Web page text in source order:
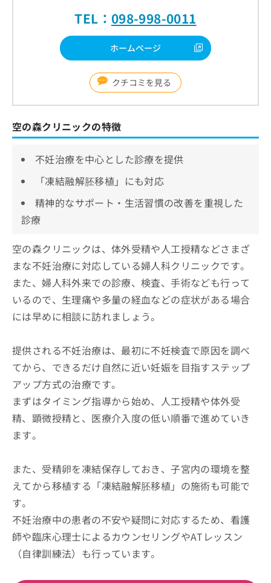
TEL： 098-998-0011
ホームページ
クチコミを見る
空の森クリニックの特徴
不妊治療を中心とした診療を提供
「凍結融解胚移植」にも対応
精神的なサポート・生活習慣の改善を重視した
診療
空の森クリニックは、体外受精や人工授精などさまざ
まな不妊治療に対応している婦人科クリニックです。
また、婦人科外来での診療、検査、手術なども行って
いるので、生理痛や多量の経血などの症状がある場合
には早めに相談に訪れましょう。
提供される不妊治療は、最初に不妊検査で原因を調べ
てから、できるだけ自然に近い妊娠を目指すステップ
アップ方式の治療です。
まずはタイミング指導から始め、人工授精や体外受
精、顕微授精と、医療介入度の低い順番で進めていき
ます。
また、受精卵を凍結保存しておき、子宮内の環境を整
えてから移植する「凍結融解胚移植」の施術も可能で
す。
不妊治療中の患者の不安や疑問に対応するため、看護
師や臨床心理士によるカウンセリングやATレッスン
（自律訓練法）も行っています。